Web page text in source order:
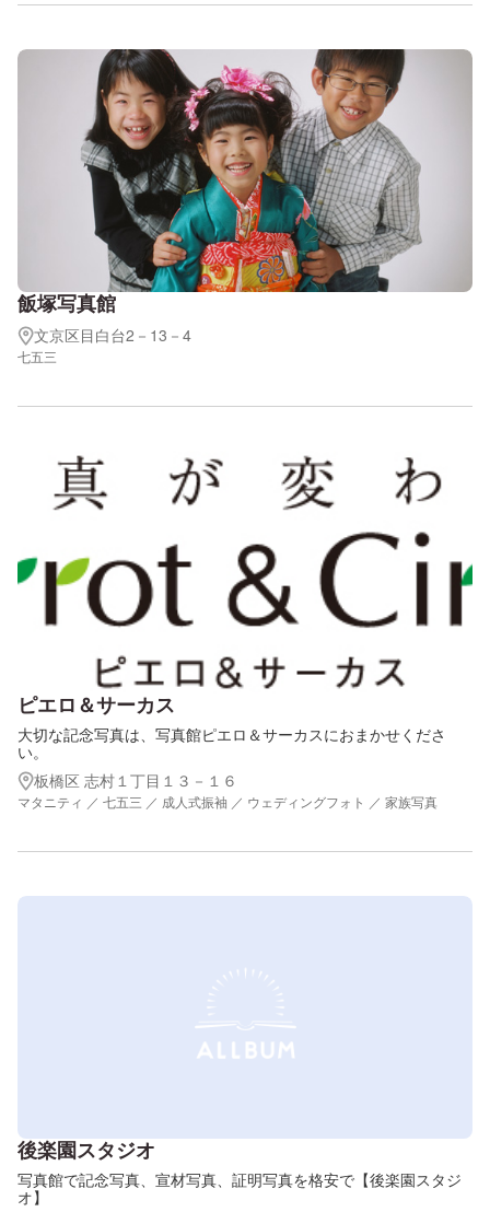
飯塚写真館
文京区目白台2－13－4
七五三
ピエロ＆サーカス
大切な記念写真は、写真館ピエロ＆サーカスにおまかせくださ
い。
板橋区 志村１丁目１３－１６
マタニティ ／ 七五三 ／ 成人式振袖 ／ ウェディングフォト ／ 家族写真
後楽園スタジオ
写真館で記念写真、宣材写真、証明写真を格安で【後楽園スタジ
オ】